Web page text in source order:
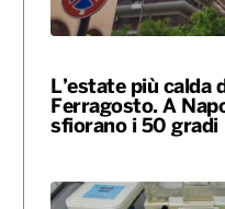
L’estate più calda
Ferragosto. A
sfiorano i 50 gradi